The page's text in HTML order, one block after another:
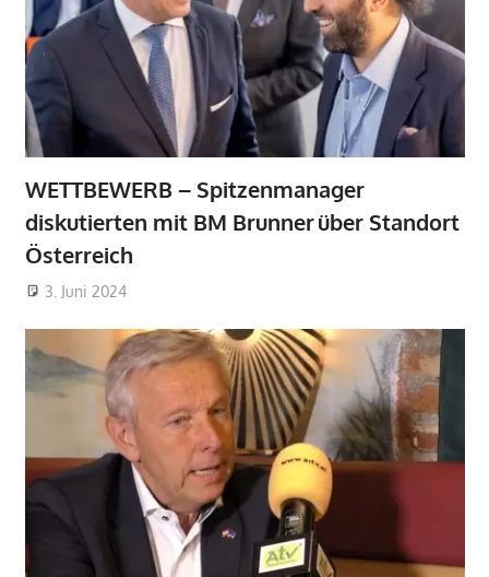
WETTBEWERB – Spitzenmanager
diskutierten mit BM Brunner über Standort
Österreich
3. Juni 2024